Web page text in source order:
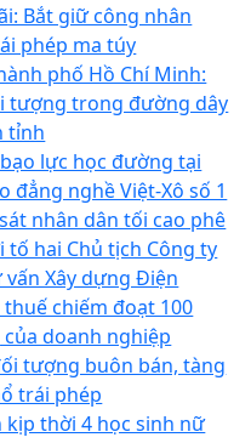
Bắt giữ công nhân
phép ma túy
phố Hồ Chí Minh:
tượng trong đường dây
tỉnh
lực học đường tại
đẳng nghề Việt-Xô số 1
nhân dân tối cao phê
tố hai Chủ tịch Công ty
Xây dựng Điện
thuế chiếm đoạt 100
doanh nghiệp
tượng buôn bán, tàng
trái phép
kịp thời 4 học sinh nữ